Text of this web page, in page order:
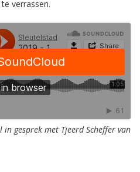
verrassen.
in gesprek met Tjeerd Scheffer van